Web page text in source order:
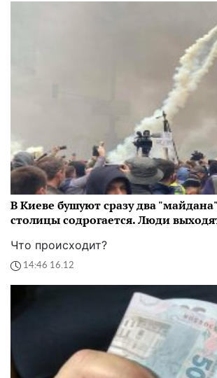
В Киеве бушуют сразу два
столицы содрогается. Люди
Что происходит?
14:46 16.12